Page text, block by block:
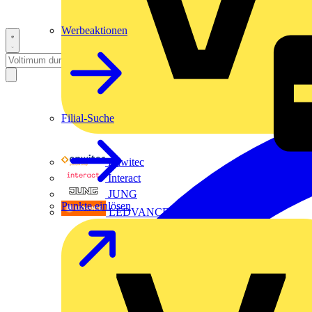
Enwitec
Interact
JUNG
LEDVANCE
Werbeaktionen
Filial-Suche
Punkte einlösen